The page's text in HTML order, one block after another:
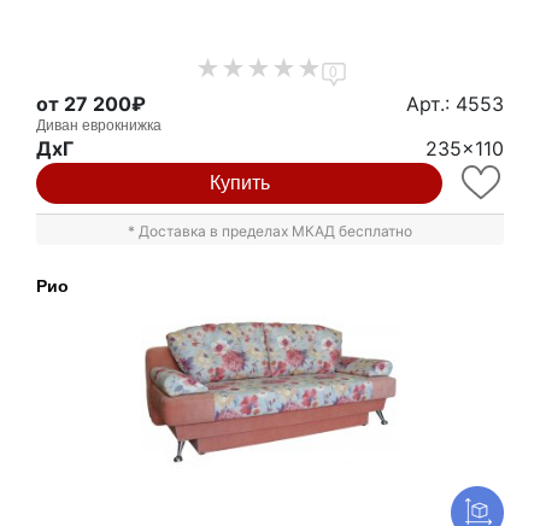
0
от 27 200₽ Арт.: 4553
Диван еврокнижка
ДxГ 235x110
Купить
* Доставка в пределах МКАД бесплатно
Рио